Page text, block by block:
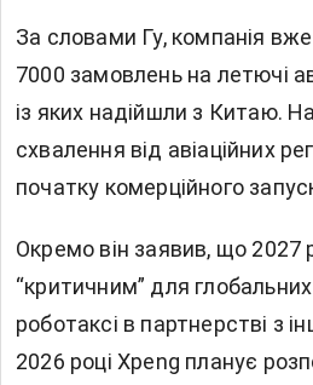
За словами Гу, компанія
7000 замовлень на летючі
із яких надійшли з Китаю.
схвалення від авіаційних
початку комерційного
Окремо він заявив, що 2027
“критичним” для
роботаксі в партнерстві з
2026 році Xpeng планує